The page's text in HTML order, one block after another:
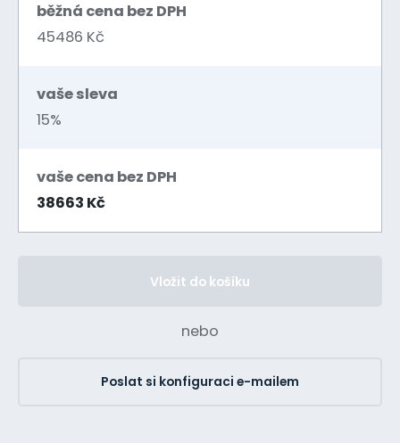
běžná cena bez DPH
45486 Kč
vaše sleva
15%
vaše cena bez DPH
38663 Kč
Vložit do košíku
nebo
Poslat si konfiguraci e-mailem